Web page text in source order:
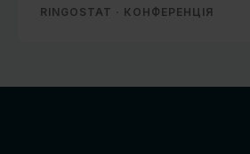
RINGOSTAT · КОНФЕРЕНЦІЯ